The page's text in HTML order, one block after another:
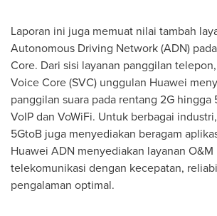
Laporan ini juga memuat nilai tambah
Autonomous Driving Network (ADN)
Core. Dari sisi layanan panggilan
Voice Core (SVC) unggulan Huawei
panggilan suara pada rentang 2G hingga
VoIP dan VoWiFi. Untuk berbagai
5GtoB juga menyediakan beragam
Huawei ADN menyediakan layanan
telekomunikasi dengan kecepatan,
pengalaman optimal.